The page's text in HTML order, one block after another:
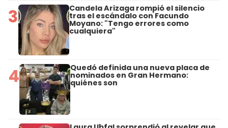
3 Candela Arizaga rompió el silencio
tras el escándalo con Facundo
Moyano: "Tengo errores como
cualquiera"
4 Quedó definida una nueva placa de
nominados en Gran Hermano:
quiénes son